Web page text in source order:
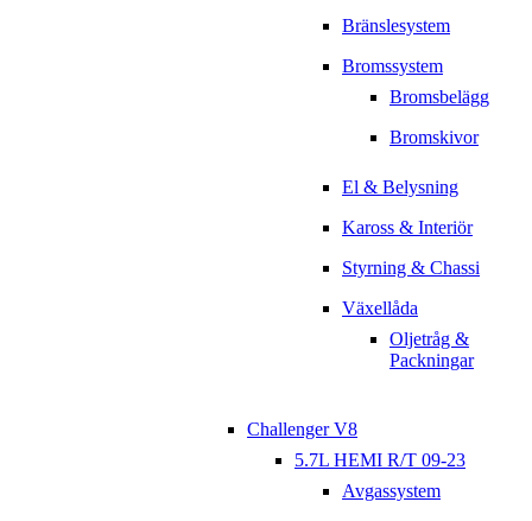
Bränslesystem
Bromssystem
Bromsbelägg
Bromskivor
El & Belysning
Kaross & Interiör
Styrning & Chassi
Växellåda
Oljetråg &
Packningar
Challenger V8
5.7L HEMI R/T 09-23
Avgassystem